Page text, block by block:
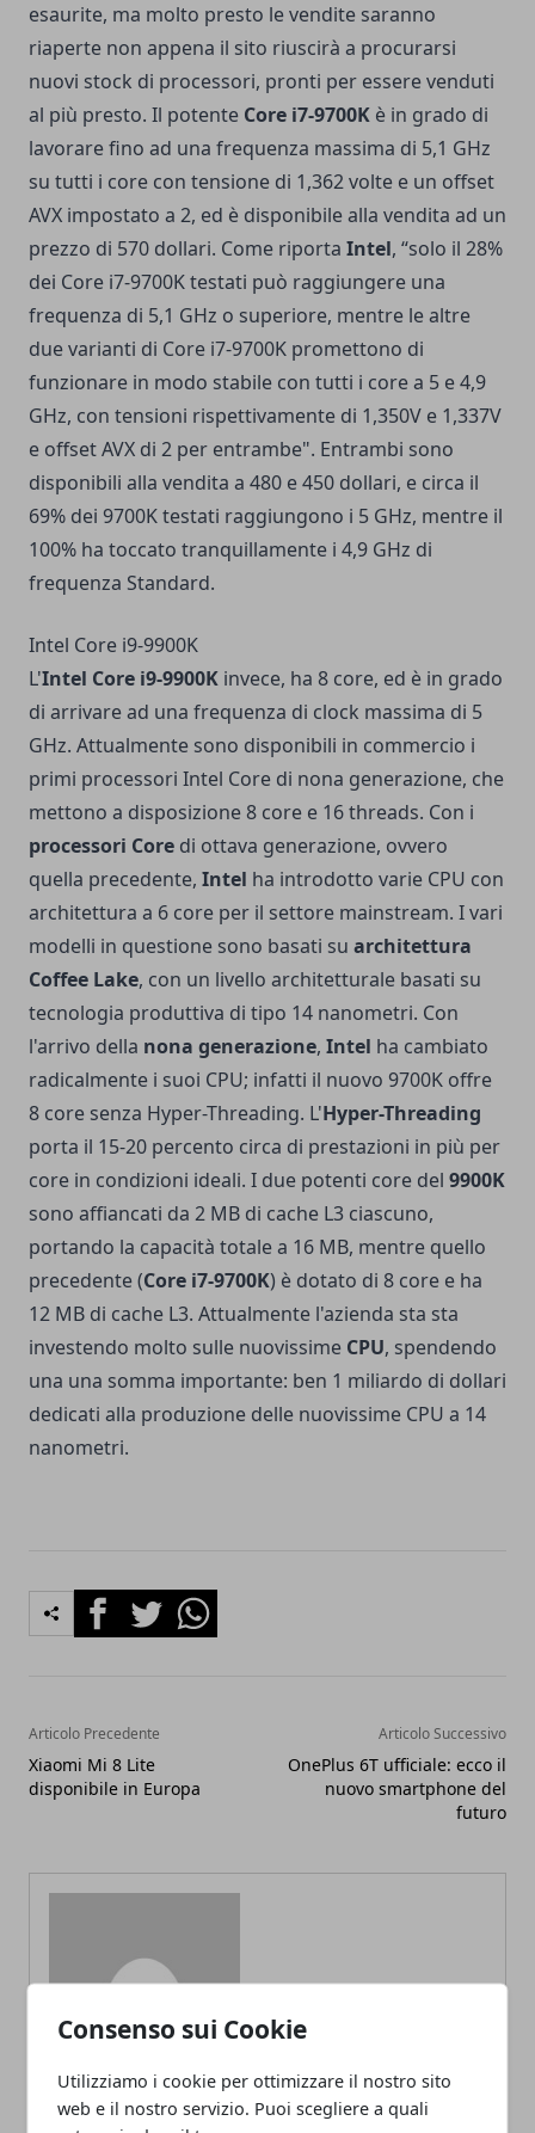
Consenso sui Cookie
Utilizziamo i cookie per ottimizzare il nostro sito
web e il nostro servizio. Puoi scegliere a quali
esaurite, ma molto presto le vendite saranno
riaperte non appena il sito riuscirà a procurarsi
nuovi stock di processori, pronti per essere venduti
al più presto. Il potente Core i7-9700K è in grado di
lavorare fino ad una frequenza massima di 5,1 GHz
su tutti i core con tensione di 1,362 volte e un offset
AVX impostato a 2, ed è disponibile alla vendita ad un
prezzo di 570 dollari. Come riporta Intel, “solo il 28%
dei Core i7-9700K testati può raggiungere una
frequenza di 5,1 GHz o superiore, mentre le altre
due varianti di Core i7-9700K promettono di
funzionare in modo stabile con tutti i core a 5 e 4,9
GHz, con tensioni rispettivamente di 1,350V e 1,337V
e offset AVX di 2 per entrambe". Entrambi sono
disponibili alla vendita a 480 e 450 dollari, e circa il
69% dei 9700K testati raggiungono i 5 GHz, mentre il
100% ha toccato tranquillamente i 4,9 GHz di
frequenza Standard.
Intel Core i9-9900K
L'Intel Core i9-9900K invece, ha 8 core, ed è in grado
di arrivare ad una frequenza di clock massima di 5
GHz. Attualmente sono disponibili in commercio i
primi processori Intel Core di nona generazione, che
mettono a disposizione 8 core e 16 threads. Con i
processori Core di ottava generazione, ovvero
quella precedente, Intel ha introdotto varie CPU con
architettura a 6 core per il settore mainstream. I vari
modelli in questione sono basati su architettura
Coffee Lake, con un livello architetturale basati su
tecnologia produttiva di tipo 14 nanometri. Con
l'arrivo della nona generazione, Intel ha cambiato
radicalmente i suoi CPU; infatti il nuovo 9700K offre
8 core senza Hyper-Threading. L'Hyper-Threading
porta il 15-20 percento circa di prestazioni in più per
core in condizioni ideali. I due potenti core del 9900K
sono affiancati da 2 MB di cache L3 ciascuno,
portando la capacità totale a 16 MB, mentre quello
precedente (Core i7-9700K) è dotato di 8 core e ha
12 MB di cache L3. Attualmente l'azienda sta sta
investendo molto sulle nuovissime CPU, spendendo
una una somma importante: ben 1 miliardo di dollari
dedicati alla produzione delle nuovissime CPU a 14
nanometri.
FacebookTwitterWhatsapp
Articolo Precedente
Xiaomi Mi 8 Lite
disponibile in Europa
Articolo Successivo
OnePlus 6T ufficiale: ecco il
nuovo smartphone del
futuro